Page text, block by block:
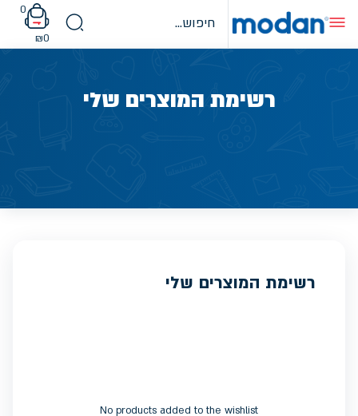
content
0
₪0
רשימת המוצרים שלי
רשימת המוצרים שלי
No products added to the wishlist